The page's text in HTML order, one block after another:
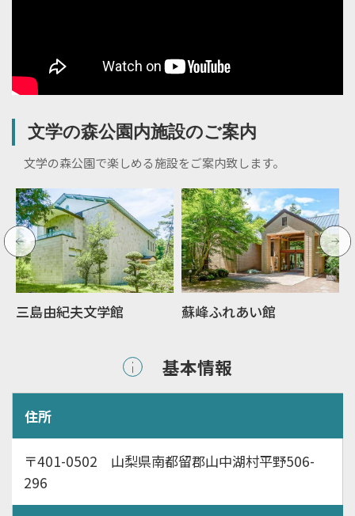
文学の森公園内施設のご案内
文学の森公園で楽しめる施設をご案内致します。
三島由紀夫文学館 蘇峰ふれあい館
基本情報
住所
〒401-0502 山梨県南都留郡山中湖村平野506-
296